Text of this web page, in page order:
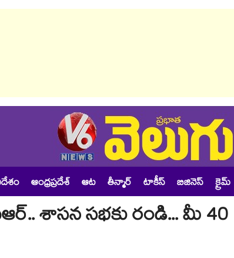
ఆంధ్రప్రదేశ్ ఆట తీన్మార్ టాకీస్ బిజినెస్ క్రైమ్
శాసన సభకు రండి... మీ 40